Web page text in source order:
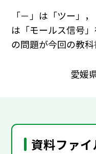
「－」は「ツー」
は「モールス信号
の問題が今回の教科
愛媛
資料ファイ